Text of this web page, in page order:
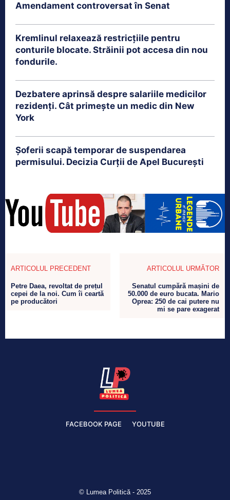
Amendament controversat în Senat
Kremlinul relaxează restricțiile pentru
conturile blocate. Străinii pot accesa din nou
fondurile.
Dezbatere aprinsă despre salariile medicilor
rezidenți. Cât primește un medic din New
York
Șoferii scapă temporar de suspendarea
permisului. Decizia Curții de Apel București
ARTICOLUL PRECEDENT
Petre Daea, revoltat de prețul
cepei de la noi. Cum îi ceartă
pe producători
ARTICOLUL URMĂTOR
Senatul cumpără mașini de
50.000 de euro bucata. Mario
Oprea: 250 de cai putere nu
mi se pare exagerat
FACEBOOK PAGE YOUTUBE
© Lumea Politică - 2025